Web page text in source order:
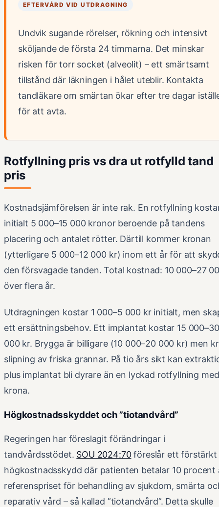
EFTERVÅRD VID UTDRAGNING
Undvik sugande rörelser, rökning och intensivt
sköljande de första 24 timmarna. Det minskar
risken för torr socket (alveolit) – ett smärtsamt
tillstånd där läkningen i hålet uteblir. Kontakta
tandläkare om smärtan ökar efter tre dagar
för att avta.
Rotfyllning pris vs dra ut rotfylld tand
pris
Kostnadsjämförelsen är inte rak. En rotfyllning
initialt 5 000–15 000 kronor beroende på tandens
placering och antalet rötter. Därtill kommer kronan
(ytterligare 5 000–12 000 kr) inom ett år för att
den försvagade tanden. Total kostnad: 10 000–27
över flera år.
Utdragningen kostar 1 000–5 000 kr initialt, men
ett ersättningsbehov. Ett implantat kostar 15 000–30
000 kr. Brygga är billigare (10 000–20 000 kr) men
slipning av friska grannar. På tio års sikt kan
plus implantat bli dyrare än en lyckad rotfyllning med
krona.
Högkostnadsskyddet och ”tiotandvård”
Regeringen har föreslagit förändringar i
tandvårdsstödet. SOU 2024:70föreslår ett förstärkt
högkostnadsskydd där patienten betalar 10 procent
referenspriset för behandling av sjukdom, smärta
reparativ vård – så kallad ”tiotandvård”. Detta skulle